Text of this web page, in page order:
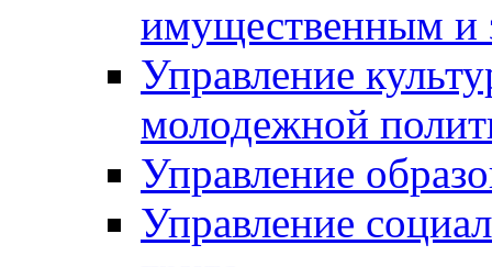
имущественным и
Управление
молодежной
Управление
Управление